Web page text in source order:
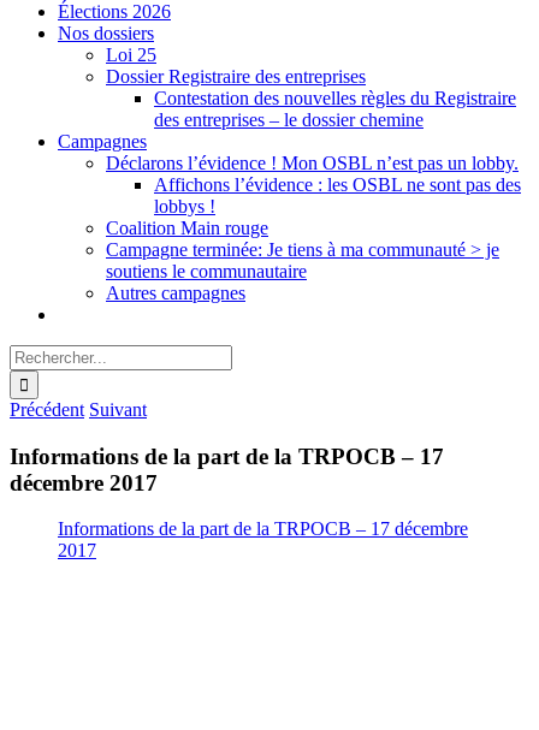
Élections 2026
Nos dossiers
Loi 25
Dossier Registraire des entreprises
Contestation des nouvelles règles du Registraire
des entreprises – le dossier chemine
Campagnes
Déclarons l’évidence ! Mon OSBL n’est pas un lobby.
Affichons l’évidence : les OSBL ne sont pas des
lobbys !
Coalition Main rouge
Campagne terminée: Je tiens à ma communauté > je
soutiens le communautaire
Autres campagnes
Rechercher:
Précédent Suivant
Informations de la part de la TRPOCB – 17
décembre 2017
Informations de la part de la TRPOCB – 17 décembre
2017